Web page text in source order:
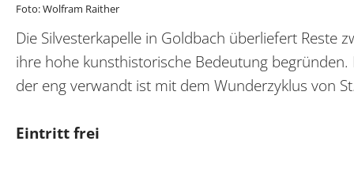
Foto: Wolfram Raither
Die Silvesterkapelle in Goldbach überliefert Reste
ihre hohe kunsthistorische Bedeutung
der eng verwandt ist mit dem Wunderzyklus von
Eintritt frei